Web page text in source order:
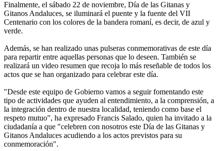
Finalmente, el sábado 22 de noviembre, Día de las Gitanas y
Gitanos Andaluces, se iluminará el puente y la fuente del VII
Centenario con los colores de la bandera romaní, es decir, de azul y
verde.
Además, se han realizado unas pulseras conmemorativas de este día
para repartir entre aquellas personas que lo deseen. También se
realizará un video resumen que recoja lo más reseñable de todos los
actos que se han organizado para celebrar este día.
"Desde este equipo de Gobierno vamos a seguir fomentando este
tipo de actividades que ayuden al entendimiento, a la comprensión, a
la integración dentro de nuestra localidad, teniendo como base el
respeto mutuo", ha expresado Francis Salado, quien ha invitado a la
ciudadanía a que "celebren con nosotros este Día de las Gitanas y
Gitanos Andaluces acudiendo a los actos previstos para su
conmemoración".